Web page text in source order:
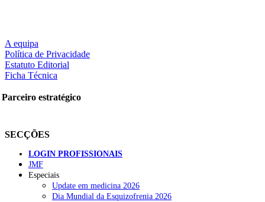
A equipa
Política de Privacidade
Estatuto Editorial
Ficha Técnica
Parceiro estratégico
SECÇÕES
LOGIN PROFISSIONAIS
JMF
Especiais
Update em medicina 2026
Dia Mundial da Esquizofrenia 2026